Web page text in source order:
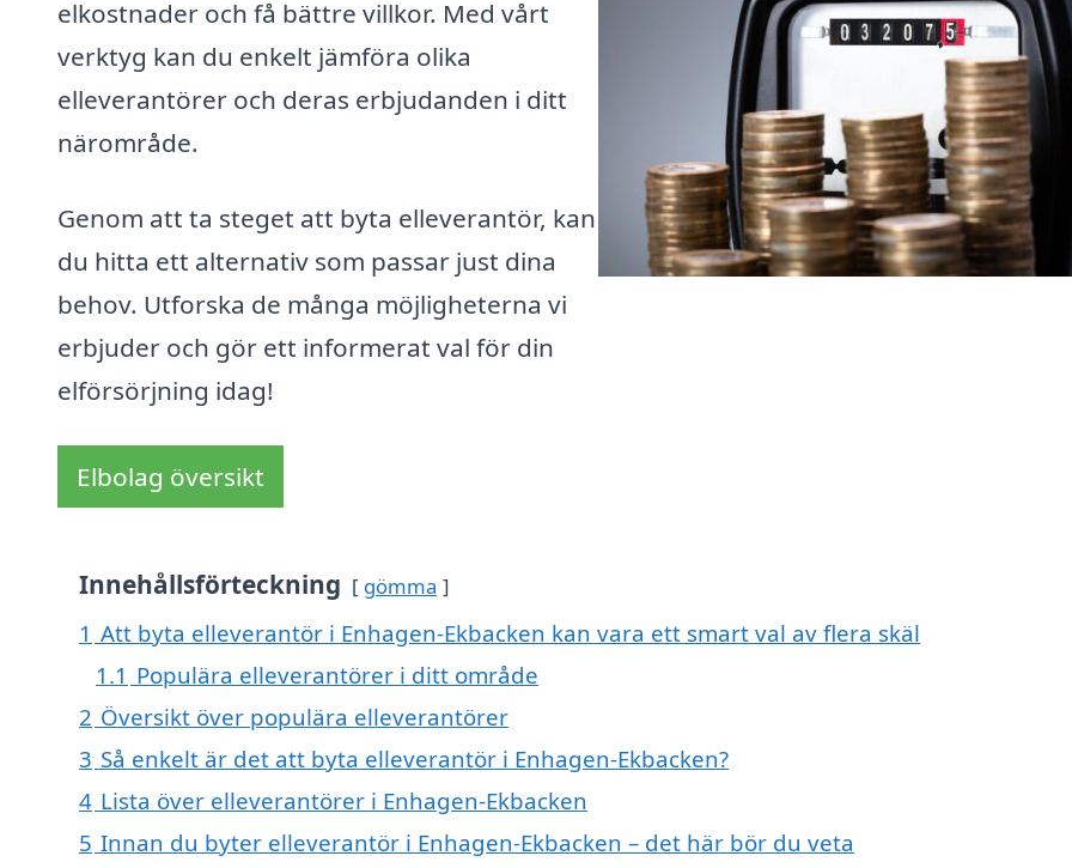
elkostnader och få bättre villkor. Med vårt
verktyg kan du enkelt jämföra olika
elleverantörer och deras erbjudanden i ditt
närområde.
Genom att ta steget att byta elleverantör, kan
du hitta ett alternativ som passar just dina
behov. Utforska de många möjligheterna vi
erbjuder och gör ett informerat val för din
elförsörjning idag!
Elbolag översikt
Innehållsförteckning gömma
1 Att byta elleverantör i Enhagen-Ekbacken kan vara ett smart val av flera skäl
1.1 Populära elleverantörer i ditt område
2 Översikt över populära elleverantörer
3 Så enkelt är det att byta elleverantör i Enhagen-Ekbacken?
4 Lista över elleverantörer i Enhagen-Ekbacken
5 Innan du byter elleverantör i Enhagen-Ekbacken – det här bör du veta